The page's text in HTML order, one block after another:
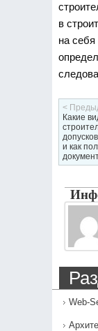
в
на себя
<
Какие
и как
Web-